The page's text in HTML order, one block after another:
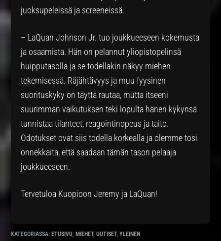
juoksupeleissä ja screeneissä.
– LaQuan Johnson Jr. tuo joukkueeseen kokemusta
ja osaamista. Hän on pelannut yliopistopelinsä
huipputasolla ja se todellakin näkyy miehen
tekemisessä. Räjähtävyys ja muu fyysinen
suorituskyky on täyttä rautaa, mutta itseeni
suurimman vaikutuksen teki lopulta hänen kykynsä
tunnistaa tilanteet, reagointinopeus ja taito.
Odotukset ovat siis todella korkealla ja olemme tosi
onnekkaita, että saadaan tämän tason pelaaja
joukkueeseen.
Tervetuloa Kuopioon Jeremy ja LaQuan!
KATEGORIASSA:ETUSIVU ,MIEHET,UUTISET,YLEINEN